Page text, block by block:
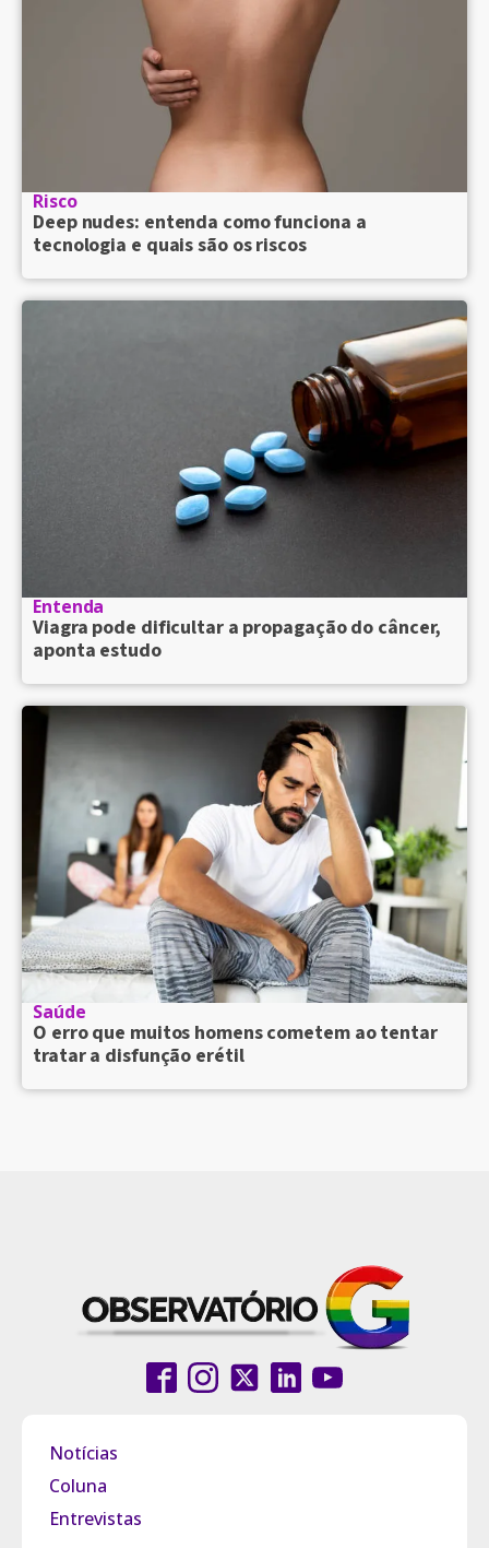
Risco
Deep nudes: entenda como funciona a
tecnologia e quais são os riscos
Entenda
Viagra pode dificultar a propagação do câncer,
aponta estudo
Saúde
O erro que muitos homens cometem ao tentar
tratar a disfunção erétil
Notícias
Coluna
Entrevistas